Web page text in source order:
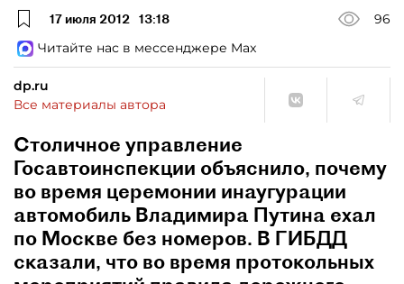
17 июля 2012 13:18
96
Читайте нас в мессенджере Max
dp.ru
Все материалы автора
Столичное управление
Госавтоинспекции объяснило, почему
во время церемонии инаугурации
автомобиль Владимира Путина ехал
по Москве без номеров. В ГИБДД
сказали, что во время протокольных